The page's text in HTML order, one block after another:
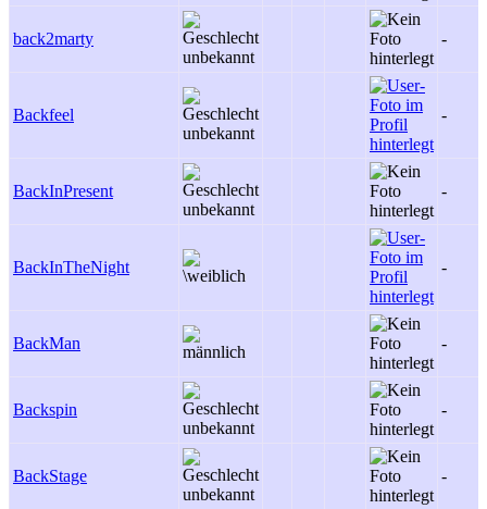
back2marty -
Backfeel -
BackInPresent -
BackInTheNight -
BackMan -
Backspin -
BackStage -